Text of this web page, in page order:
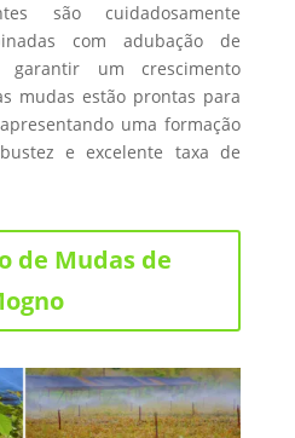
são cuidadosamente
com adubação de
um crescimento
mudas estão prontas para
uma formação
e excelente taxa de
de Mudas de